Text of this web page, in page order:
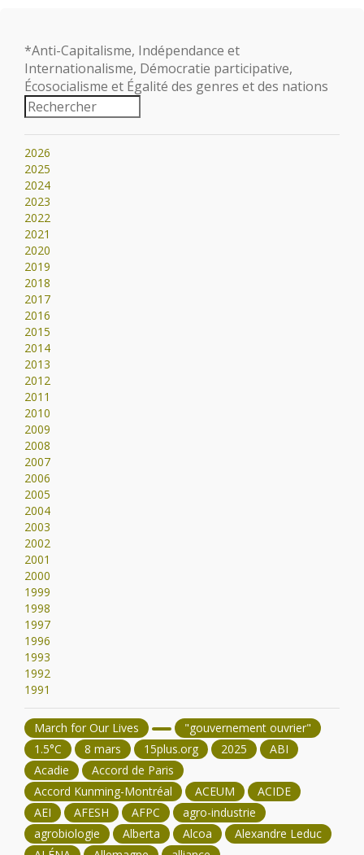
*Anti-Capitalisme, Indépendance et
Internationalisme, Démocratie participative,
Écosocialisme et Égalité des genres et des nations
2026
2025
2024
2023
2022
2021
2020
2019
2018
2017
2016
2015
2014
2013
2012
2011
2010
2009
2008
2007
2006
2005
2004
2003
2002
2001
2000
1999
1998
1997
1996
1993
1992
1991
March for Our Lives
"gouvernement ouvrier"
1.5°C
8 mars 15plus.org 2025
ABI
Acadie
Accord de Paris
Accord Kunming-Montréal
ACEUM
ACIDE
AEI
AFESH AFPC
agro-industrie
agrobiologie
Alberta Alcoa
Alexandre Leduc